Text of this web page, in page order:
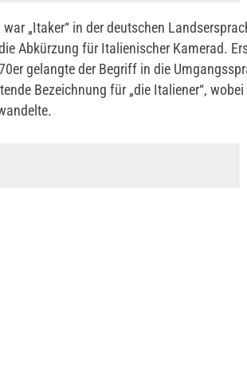
„Itaker“ in der deutschen
Abkürzung für Italienischer Kamerad.
gelangte der Begriff in die
Bezeichnung für „die Italiener“,